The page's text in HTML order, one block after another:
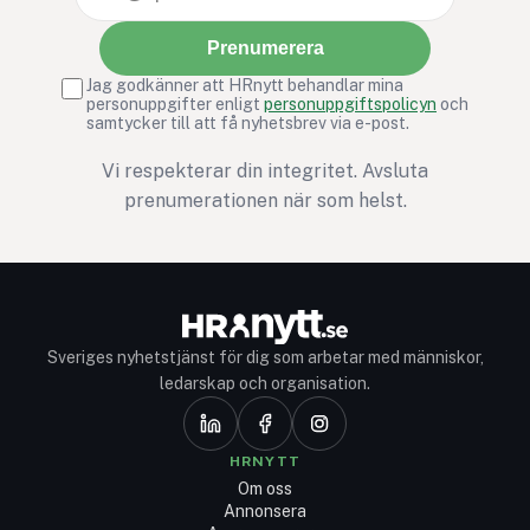
Prenumerera
Jag godkänner att HRnytt behandlar mina
personuppgifter enligt personuppgiftspolicyn och
samtycker till att få nyhetsbrev via e-post.
Vi respekterar din integritet. Avsluta
prenumerationen när som helst.
Sveriges nyhetstjänst för dig som arbetar med människor,
ledarskap och organisation.
HRNYTT
Om oss
Annonsera